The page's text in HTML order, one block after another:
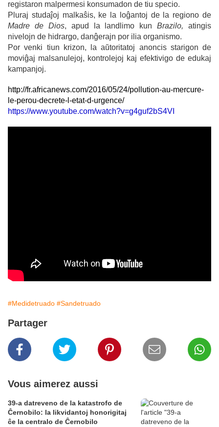
registaron malpermesi konsumadon de tiu specio.
Pluraj studaĵoj malkaŝis, ke la loĝantoj de la regiono de
Madre de Dios, apud la landlimo kunBrazilo, atingis
nivelojn de hidrargo, danĝerajn por ilia organismo.
Por venki tiun krizon, la aŭtoritatoj anoncis starigon de
moviĝaj malsanulejoj, kontrolejoj kaj efektivigo de edukaj
kampanjoj.
http://fr.africanews.com/2016/05/24/pollution-au-mercure-
le-perou-decrete-l-etat-d-urgence/
https://www.youtube.com/watch?v=g4guf2bS4VI
#Medidetruado #Sandetruado
Partager
Vous aimerez aussi
39-a datreveno de la katastrofo de
Ĉernobilo: la likvidantoj honorigitaj
ĉe la centralo de Ĉernobilo